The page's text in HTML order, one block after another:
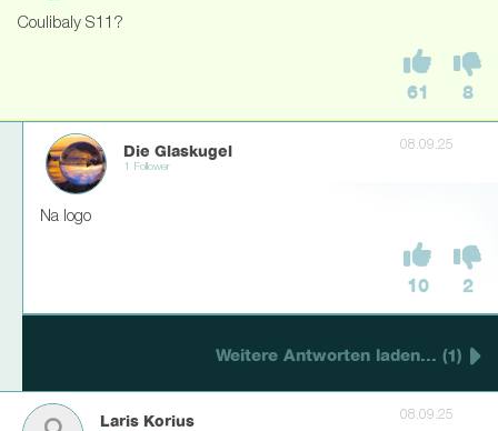
Coulibaly S11?
61 8
Die Glaskugel
1 Follower
08.09.25
Na logo
10 2
Weitere Antworten laden... (1)
Laris Korius 08.09.25